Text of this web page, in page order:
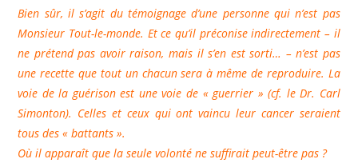
Bien sûr, il s’agit du témoignage d’une personne qui n’est pas
Monsieur Tout-le-monde. Et ce qu’il préconise indirectement – il
ne prétend pas avoir raison, mais il s’en est sorti… – n’est pas
une recette que tout un chacun sera à même de reproduire. La
voie de la guérison est une voie de « guerrier » (cf. le Dr. Carl
Simonton). Celles et ceux qui ont vaincu leur cancer seraient
tous des « battants ».
Où il apparaît que la seule volonté ne suffirait peut-être pas ?